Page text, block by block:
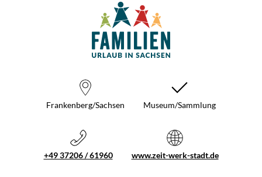
Frankenberg/Sachsen Museum/Sammlung
+49 37206 / 61960 www.zeit-werk-stadt.de